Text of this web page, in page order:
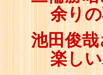
余り
池田俊哉
楽し